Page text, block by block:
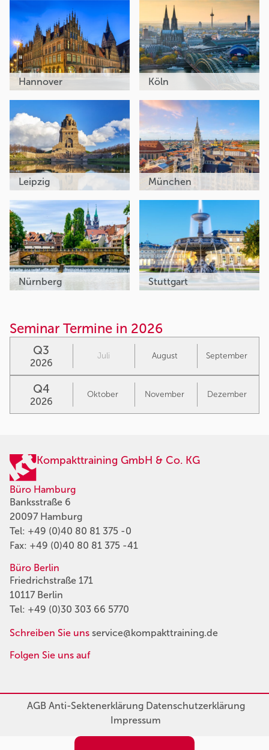
Hannover Köln
Leipzig München
Nürnberg Stuttgart
Seminar Termine in 2026
Q3
2026
Juli August September
Q4
2026
Oktober November Dezember
Kompakttraining GmbH & Co. KG
Büro Hamburg
Banksstraße 6
20097 Hamburg
Tel: +49 (0)40 80 81 375 -0
Fax: +49 (0)40 80 81 375 -41
Büro Berlin
Friedrichstraße 171
10117 Berlin
Tel: +49 (0)30 303 66 5770
Schreiben Sie uns service@kompakttraining.de
Folgen Sie uns auf
AGBAnti-SektenerklärungDatenschutzerklärung
Impressum